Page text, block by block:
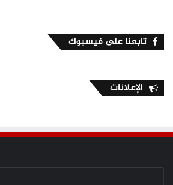
تابعنا على فيسبوك
الإعلانات